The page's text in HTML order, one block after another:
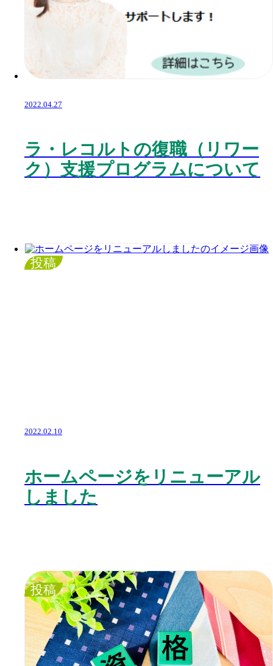
2022.04.27
ラ・レコルトの復職（リワー
ク）支援プログラムについて
投稿
2022.02.10
ホームページをリニューアル
しました
投稿